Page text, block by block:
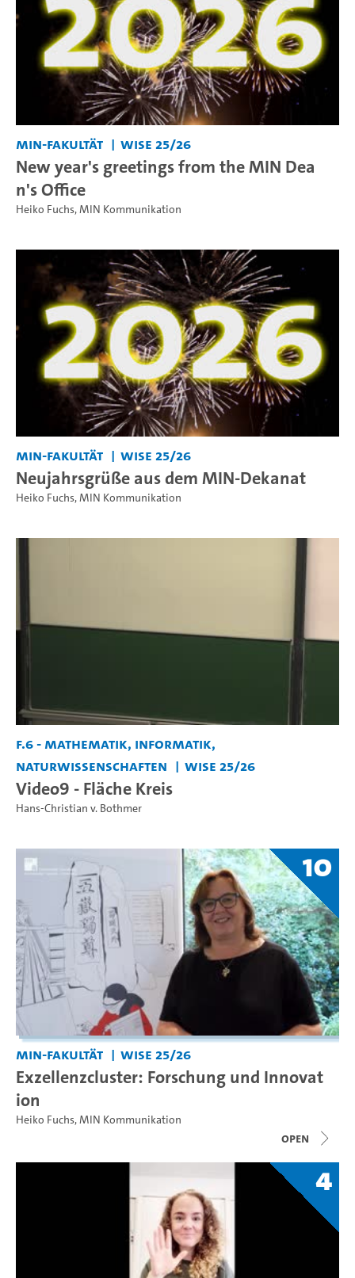
MIN-Fakultät WiSe 25/26
New year's greetings from the MIN Dea
n's Office
Heiko Fuchs,MIN Kommunikation
MIN-Fakultät WiSe 25/26
Neujahrsgrüße aus dem MIN-Dekanat
Heiko Fuchs,MIN Kommunikation
F.6 - Mathematik, Informatik,
Naturwissenschaften
WiSe 25/26
Video9 - Fläche Kreis
Hans-Christian v. Bothmer
10
MIN-Fakultät WiSe 25/26
Exzellenzcluster: Forschung und Innovat
ion
Heiko Fuchs,MIN Kommunikation
open
4